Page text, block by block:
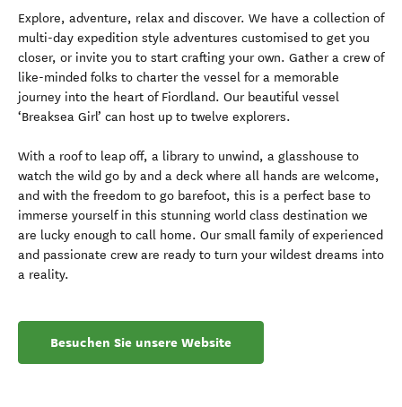
Explore, adventure, relax and discover. We have a collection of
multi-day expedition style adventures customised to get you
closer, or invite you to start crafting your own. Gather a crew of
like-minded folks to charter the vessel for a memorable
journey into the heart of Fiordland. Our beautiful vessel
‘Breaksea Girl’ can host up to twelve explorers.
With a roof to leap off, a library to unwind, a glasshouse to
watch the wild go by and a deck where all hands are welcome,
and with the freedom to go barefoot, this is a perfect base to
immerse yourself in this stunning world class destination we
are lucky enough to call home. Our small family of experienced
and passionate crew are ready to turn your wildest dreams into
a reality.
Besuchen Sie unsere Website